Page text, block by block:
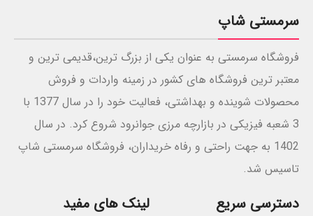
سرمستی شاپ
فروشگاه سرمستی به عنوان یکی از بزرگ ترین،قدیمی ترین و
معتبر ترین فروشگاه های کشور در زمینه واردات و فروش
محصولات شوینده و بهداشتی، فعالیت خود را در سال 1377 با
3 شعبه فیزیکی در بازارچه مرزی جوانرود شروع کرد. در سال
1402 به جهت راحتی و رفاه خریداران، فروشگاه سرمستی شاپ
تاسیس شد.
دسترسی سریع لینک های مفید